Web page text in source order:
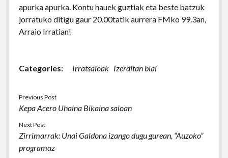
apurka apurka. Kontu hauek guztiak eta beste batzuk
jorratuko ditigu gaur 20.00tatik aurrera FMko 99.3an,
Arraio Irratian!
Categories: Irratsaioak Izerditan blai
Previous Post
Kepa Acero Uhaina Bikaina saioan
Next Post
Zirrimarrak: Unai Galdona izango dugu gurean, “Auzoko”
programaz